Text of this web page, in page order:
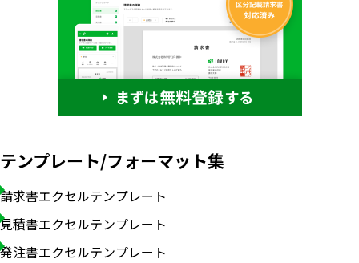
テンプレート/フォーマット集
請求書エクセルテンプレート
見積書エクセルテンプレート
発注書エクセルテンプレート